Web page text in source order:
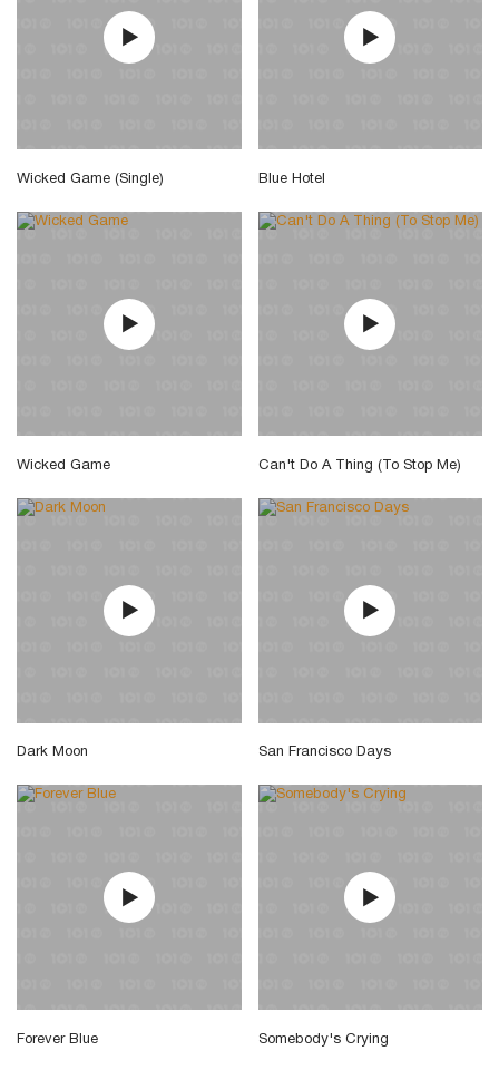
Wicked Game (Single) Blue Hotel
Wicked Game Can't Do A Thing (To Stop Me)
Dark Moon San Francisco Days
Forever Blue Somebody's Crying